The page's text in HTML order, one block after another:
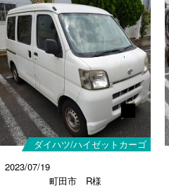
ダイハツ/ハイゼットカーゴ
2023/07/19
町田市 R様